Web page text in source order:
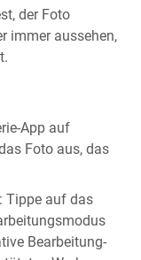
der Foto
immer aussehen,
App auf
Foto aus, das
Tippe auf das
Bearbeitung-